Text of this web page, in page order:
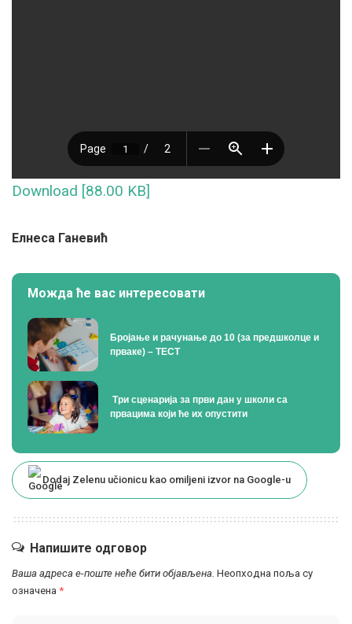
Download [88.00 KB]
Елнеса Ганевић
Можда ће вас интересовати
Бројање и рачунање до 10 (за предшколце и
прваке) – ТЕСТ
Tри сценарија за први дан у школи са
првацима који ће их опустити
Dodaj Zelenu učionicu kao omiljeni izvor na Google-u
Напишите одговор
Ваша адреса е-поште неће бити објављена. Неопходна поља су
означена *